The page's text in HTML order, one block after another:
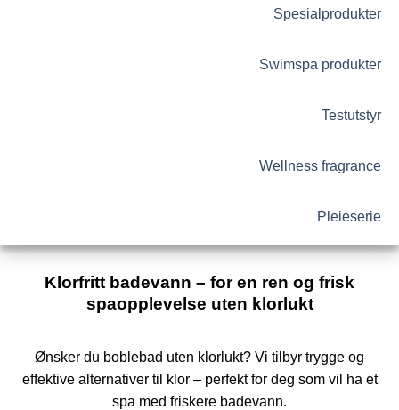
Spesialprodukter
Swimspa produkter
Testutstyr
Wellness fragrance
Pleieserie
Klorfritt badevann – for en ren og frisk
spaopplevelse uten klorlukt
Ønsker du boblebad uten klorlukt? Vi tilbyr trygge og
effektive alternativer til klor – perfekt for deg som vil ha et
spa med friskere badevann.